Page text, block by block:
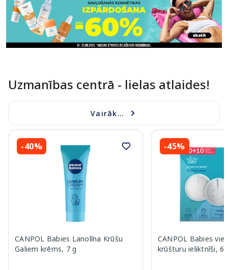
Uzmanības centrā - lielas atlaides!
Vairāk...
-40%
CANPOL Babies Lanolīna Krūšu
Galiem krēms, 7 g
-45%
CANPOL Babies
krūšturu ieliktnīši,